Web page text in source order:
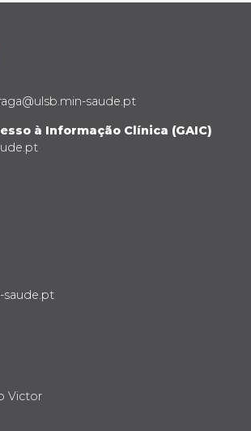
saude.pt
à Informação Clínica (GAIC)
saude.pt
Victor